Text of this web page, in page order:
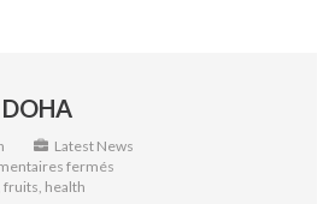
Latest News
fermés
fruits, health